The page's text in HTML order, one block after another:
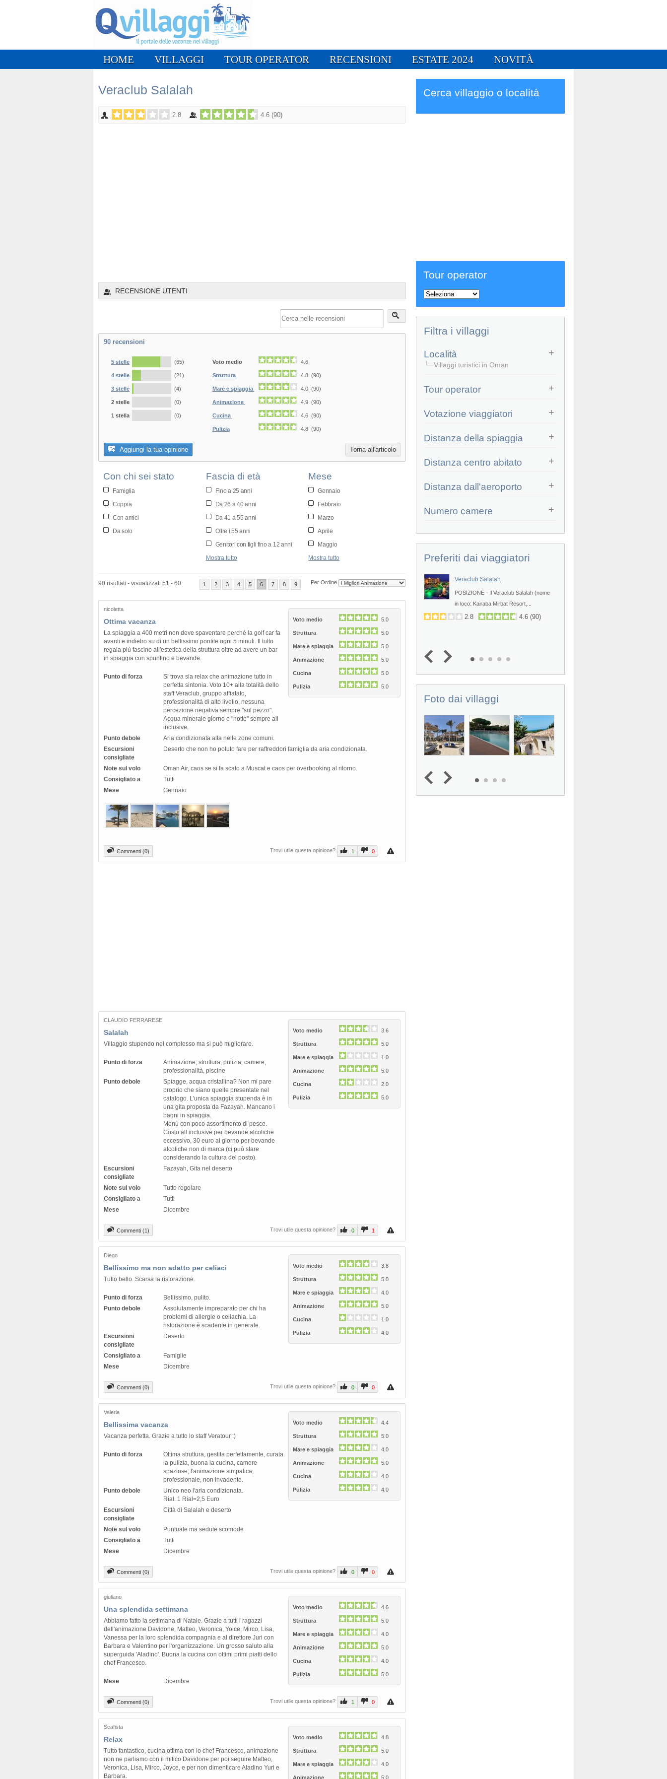
HOME VILLAGGI TOUR OPERATOR RECENSIONI ESTATE 2024 NOVITÀ
Veraclub Salalah
2.8 4.6 (90)
RECENSIONE UTENTI
90 recensioni
5 stelle (65)
4 stelle (21)
3 stelle (4)
2 stelle (0)
1 stella (0)
Voto medio 4.6
Struttura 4.8 (90)
Mare e spiaggia 4.0 (90)
Animazione 4.9 (90)
Cucina 4.6 (90)
Pulizia 4.8 (90)
Aggiungi la tua opinione Torna all'articolo
Con chi sei stato
Famiglia
Coppia
Con amici
Da solo
Fascia di età
Fino a 25 anni
Da 26 a 40 anni
Da 41 a 55 anni
Oltre i 55 anni
Genitori con figli fino a 12 anni
Mostra tutto
Mese
Gennaio
Febbraio
Marzo
Aprile
Maggio
Mostra tutto
90 risultati - visualizzati 51 - 60 1 2 3 4 5 6 7 8 9 Per Ordine
nicoletta
Voto medio
5.0
Struttura 5.0
Mare e spiaggia 5.0
Animazione 5.0
Cucina 5.0
Pulizia 5.0
Ottima vacanza
La spiaggia a 400 metri non deve spaventare perché la golf car fa
avanti e indietro su di un bellissimo pontile ogni 5 minuti. Il tutto
regala più fascino all'estetica della struttura oltre ad avere un bar
in spiaggia con spuntino e bevande.
Punto di forza
Si trova sia relax che animazione tutto in
perfetta sintonia. Voto 10+ alla totalità dello
staff Veraclub, gruppo affiatato,
professionalità di alto livello, nessuna
percezione negativa sempre "sul pezzo".
Acqua minerale giorno e "notte" sempre all
inclusive.
Punto debole
Aria condizionata alta nelle zone comuni.
Escursioni
consigliate
Deserto che non ho potuto fare per raffreddori famiglia da aria condizionata.
Note sul volo
Oman Air, caos se si fa scalo a Muscat e caos per overbooking al ritorno.
Consigliato a
Tutti
Mese
Gennaio
Commenti (0) Trovi utile questa opinione? 1 0
CLAUDIO FERRARESE
Voto medio
3.6
Struttura 5.0
Mare e spiaggia 1.0
Animazione 5.0
Cucina 2.0
Pulizia 5.0
Salalah
Villaggio stupendo nel complesso ma si può migliorare.
Punto di forza
Animazione, struttura, pulizia, camere,
professionalità, piscine
Punto debole
Spiagge, acqua cristallina? Non mi pare
proprio che siano quelle presentate nel
catalogo. L'unica spiaggia stupenda è in
una gita proposta da Fazayah. Mancano i
bagni in spiaggia.
Menù con poco assortimento di pesce.
Costo all inclusive per bevande alcoliche
eccessivo, 30 euro al giorno per bevande
alcoliche non di marca (ci può stare
considerando la cultura del posto).
Escursioni
consigliate
Fazayah, Gita nel deserto
Note sul volo
Tutto regolare
Consigliato a
Tutti
Mese
Dicembre
Commenti (1) Trovi utile questa opinione? 0 1
Diego
Voto medio
3.8
Struttura 5.0
Mare e spiaggia 4.0
Animazione 5.0
Cucina 1.0
Pulizia 4.0
Bellissimo ma non adatto per celiaci
Tutto bello. Scarsa la ristorazione.
Punto di forza
Bellissimo, pulito.
Punto debole
Assolutamente impreparato per chi ha
problemi di allergie o celiachia. La
ristorazione è scadente in generale.
Escursioni
consigliate
Deserto
Consigliato a
Famiglie
Mese
Dicembre
Commenti (0) Trovi utile questa opinione? 0 0
Valeria
Voto medio
4.4
Struttura 5.0
Mare e spiaggia 4.0
Animazione 5.0
Cucina 4.0
Pulizia 4.0
Bellissima vacanza
Vacanza perfetta. Grazie a tutto lo staff Veratour :)
Punto di forza
Ottima struttura, gestita perfettamente, curata
la pulizia, buona la cucina, camere
spaziose, l'animazione simpatica,
professionale, non invadente.
Punto debole
Unico neo l'aria condizionata.
Rial. 1 Rial=2,5 Euro
Escursioni
consigliate
Città di Salalah e deserto
Note sul volo
Puntuale ma sedute scomode
Consigliato a
Tutti
Mese
Dicembre
Commenti (0) Trovi utile questa opinione? 0 0
giuliano
Voto medio
4.6
Struttura 5.0
Mare e spiaggia 4.0
Animazione 5.0
Cucina 4.0
Pulizia 5.0
Una splendida settimana
Abbiamo fatto la settimana di Natale. Grazie a tutti i ragazzi
dell'animazione Davidone, Matteo, Veronica, Yoice, Mirco, Lisa,
Vanessa per la loro splendida compagnia e al direttore Juri con
Barbara e Valentino per l'organizzazione. Un grosso saluto alla
superguida 'Aladino'. Buona la cucina con ottimi primi piatti dello
chef Francesco.
Mese Dicembre
Commenti (0) Trovi utile questa opinione? 1 0
Scafista
Voto medio
4.8
Struttura 5.0
Mare e spiaggia 4.0
Animazione 5.0
Relax
Tutto fantastico, cucina ottima con lo chef Francesco, animazione
non ne parliamo con il mitico Davidone per poi seguire Matteo,
Veronica, Lisa, Mirco, Joyce, e per non dimenticare Aladino Yuri e
Barbara.
Cerca villaggio o località
Tour operator
Filtra i villaggi
Località
└─Villaggi turistici in Oman
Tour operator
Votazione viaggiatori
Distanza della spiaggia
Distanza centro abitato
Distanza dall'aeroporto
Numero camere
Preferiti dai viaggiatori
Juweira Boutique Hotel
4.2(1)
Veraclub Salalah
POSIZIONE - Il Veraclub Salalah (nome
in loco: Kairaba Mirbat Resort,...
2.8 4.6 (90)
1 2 3 4 5
Foto dai villaggi